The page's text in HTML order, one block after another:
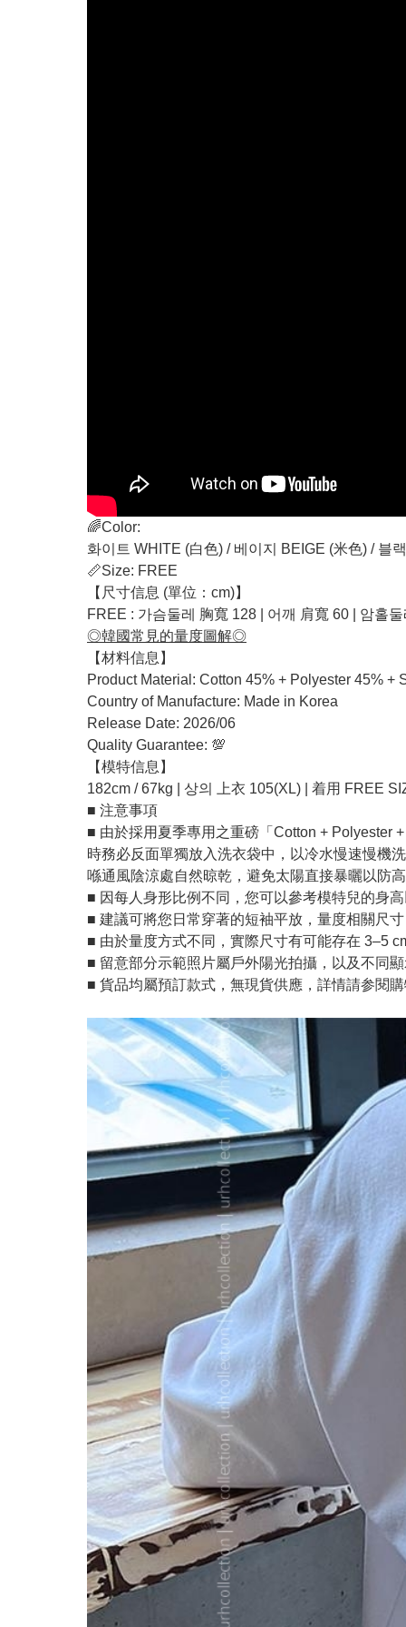
🌈Color:
화이트 WHITE (白色) / 베이지 BEIGE (米色) / 블
📏Size: FREE
【尺寸信息 (單位：cm)】
FREE : 가슴둘레 胸寬 128 | 어깨 肩寬 60 | 암홀
◎韓國常見的量度圖解◎
【材料信息】
Product Material: Cotton 45% + Polyester 45% +
Country of Manufacture: Made in Korea
Release Date: 2026/06
Quality Guarantee: 💯
【模特信息】
182cm / 67kg | 상의 上衣 105(XL) | 着用 FREE
■ 注意事項
■ 由於採用夏季專用之重磅「Cotton + Polyester
時務必反面單獨放入洗衣袋中，以冷水慢速慢機
喺通風陰涼處自然晾乾，避免太陽直接暴曬以防
■ 因每人身形比例不同，您可以參考模特兒的身
■ 建議可將您日常穿著的短袖平放，量度相關尺
■ 由於量度方式不同，實際尺寸有可能存在 3–5
■ 留意部分示範照片屬戶外陽光拍攝，以及不同
■ 貨品均屬預訂款式，無現貨供應，詳情請参閱